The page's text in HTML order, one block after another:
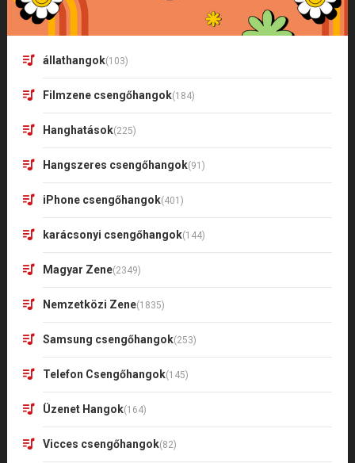
állathangok(103)
Filmzene csengőhangok(184)
Hanghatások(225)
Hangszeres csengőhangok(91)
iPhone csengőhangok(401)
karácsonyi csengőhangok(144)
Magyar Zene(2349)
Nemzetközi Zene(1835)
Samsung csengőhangok(253)
Telefon Csengőhangok(145)
Üzenet Hangok(164)
Vicces csengőhangok(82)